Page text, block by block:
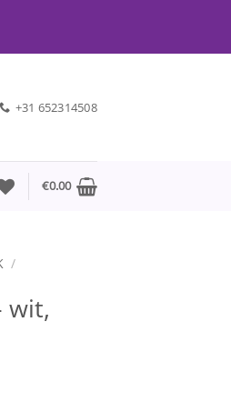
+31 652314508
€0.00
/
wit,